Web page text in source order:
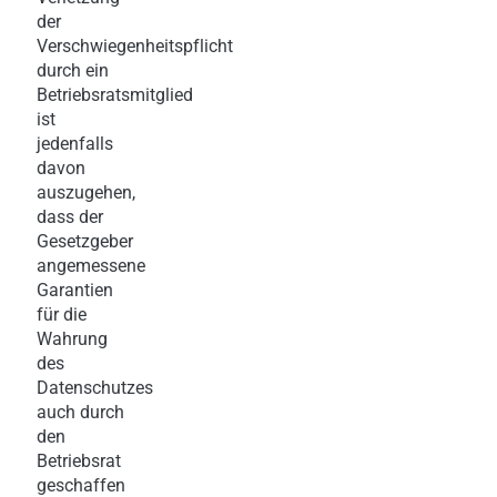
der
Verschwiegenheitspflicht
durch ein
Betriebsratsmitglied
ist
jedenfalls
davon
auszugehen,
dass der
Gesetzgeber
angemessene
Garantien
für die
Wahrung
des
Datenschutzes
auch durch
den
Betriebsrat
geschaffen